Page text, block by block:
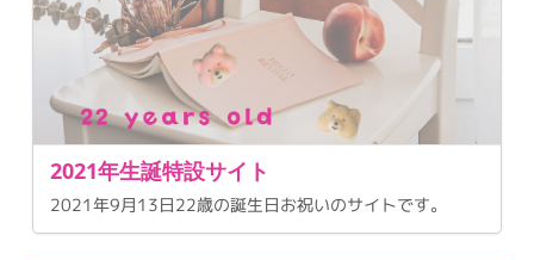
2021年生誕特設サイト
2021年9月13日22歳の誕生日お祝いのサイトです。